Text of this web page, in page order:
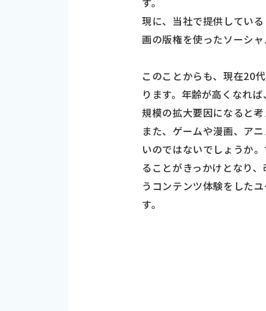
現に、当社で提供してい
画の版権を使ったソーシ
このことからも、現在20
ります。年齢が高くなれ
規模の拡大要因になると考
また、ゲームや漫画、ア
いのではないでしょうか
ることがきっかけとなり
うコンテンツ体験をした
す。